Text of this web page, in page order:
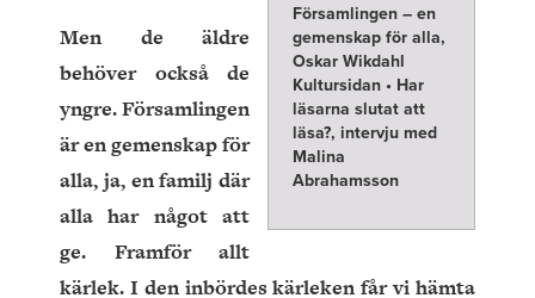
Församlingen – en
gemenskap för alla,
Oskar Wikdahl
Kultursidan • Har
läsarna slutat att
läsa?, intervju med
Malina
Abrahamsson
Men de äldre
behöver också de
yngre. Församlingen
är en gemenskap för
alla, ja, en familj där
alla har något att
ge. Framför allt
kärlek. I den inbördes kärleken får vi hämta